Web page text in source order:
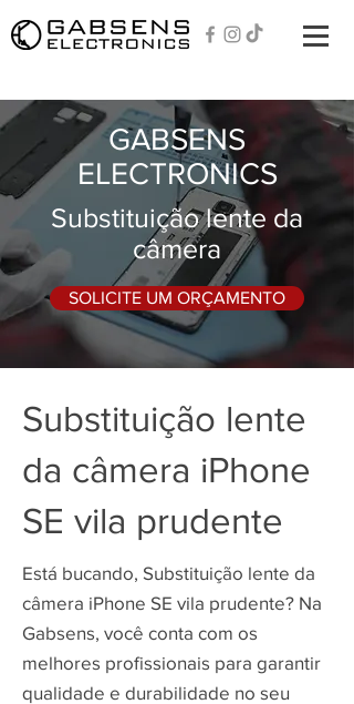
GABSENS
ELECTRONICS
Substituição lente da
câmera
SOLICITE UM ORÇAMENTO
Substituição lente
da câmera iPhone
SE vila prudente
Está bucando, Substituição lente da
câmera iPhone SE vila prudente? Na
Gabsens, você conta com os
melhores profissionais para garantir
qualidade e durabilidade no seu